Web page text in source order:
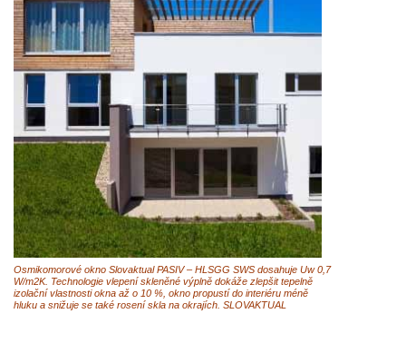
Osmikomorové okno Slovaktual PASIV – HLSGG SWS dosahuje Uw 0,7
W/m2K. Technologie vlepení skleněné výplně dokáže zlepšit tepelně
izolační vlastnosti okna až o 10 %, okno propustí do interiéru méně
hluku a snižuje se také rosení skla na okrajích. SLOVAKTUAL